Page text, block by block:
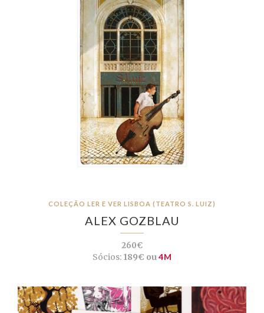
COLEÇÃO LER E VER LISBOA (TEATRO S. LUIZ)
ALEX GOZBLAU
260€
Sócios:189€ ou4M